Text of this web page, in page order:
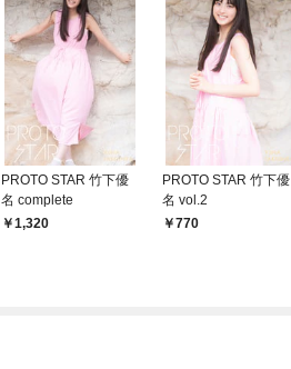
PROTO STAR 竹下優
名 complete
1,320
PROTO STAR 竹下優
名 vol.2
770